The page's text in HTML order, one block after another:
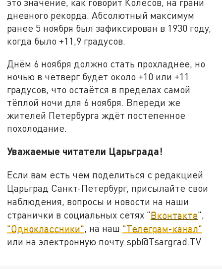
это значение, как говорит Колесов, на грани
дневного рекорда. Абсолютный максимум
ранее 5 ноября был зафиксирован в 1930 году,
когда было +11,9 градусов.
Днём 6 ноября должно стать прохладнее, но
ночью в четверг будет около +10 или +11
градусов, что остаётся в пределах самой
тёплой ночи для 6 ноября. Впереди же
жителей Петербурга ждёт постепенное
похолодание.
Уважаемые читатели Царьграда!
Если вам есть чем поделиться с редакцией
Царьград Санкт-Петербург, присылайте свои
наблюдения, вопросы и новости на наши
странички в социальных сетях "Вконтакте",
"Одноклассники" , на наш "Телеграм-канал"
или на электронную почту spb@Tsargrad.TV